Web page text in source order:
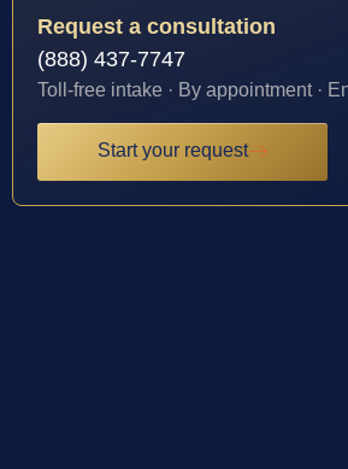
Request a consultation
(888) 437-7747
Toll-free intake · By appointment ·
Start your request